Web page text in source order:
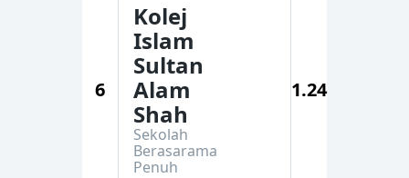
6
Kolej
Islam
Sultan
Alam
Shah
Sekolah
Berasarama
Penuh
1.24